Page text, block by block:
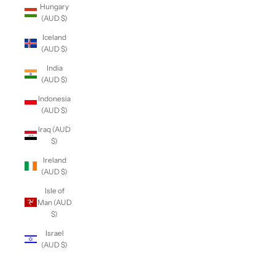
Hungary
(AUD $)
Iceland
(AUD $)
India
(AUD $)
Indonesia
(AUD $)
Iraq (AUD
$)
Ireland
(AUD $)
Isle of
Man (AUD
$)
Israel
(AUD $)